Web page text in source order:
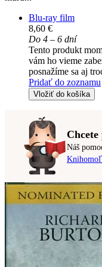
Blu-ray film
8,60 €
Do 4 – 6 dní
Tento produkt
vám ho vieme
posnažíme sa aj
Pridať do zoznamu
Vložiť do košíka
Náš